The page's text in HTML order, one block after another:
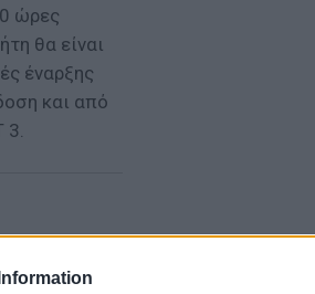
ώρες
θα είναι
έναρξης
και από
3.